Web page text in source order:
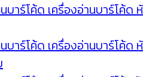
บาร์โค้ด เครื่องอ่านบาร์โค้ด
บาร์โค้ด เครื่องอ่านบาร์โค้ด